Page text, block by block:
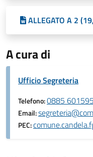
ALLEGATO A 2
A cura di
Ufficio Segreteria
Telefono:0885 601595
Email:
PEC: